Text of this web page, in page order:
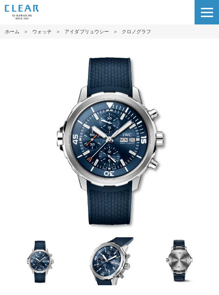
ホーム ＞ ウォッチ ＞ アイダブリュウシー ＞ クロノグラフ